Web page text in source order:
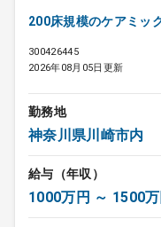
200床規模のケアミッ
300426445
2026年08月05日更新
勤務地
神奈川県川崎市内
給与（年収）
1000万円 ～ 1500